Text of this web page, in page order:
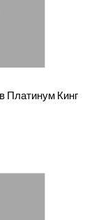
Платинум Кинг